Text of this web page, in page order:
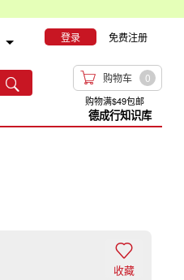
登录 免费注册
  购物车 0
购物满$49包邮
德成行知识库

收藏